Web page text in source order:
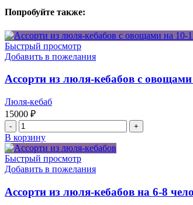
Попробуйте также:
Быстрый просмотр
Добавить в пожелания
Ассорти из люля-кебабов с
Люля-кебаб
15000 ₽
Количество
товара
Ассорти
из
люля-
овощами
В корзину
Быстрый просмотр
Добавить в пожелания
Ассорти из люля-кебабов на 6-8